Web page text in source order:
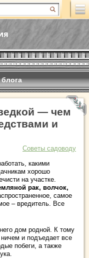
— чем
и
Советы садоводу
какими
хорошо
на участке.
рак, волчок,
самое
– вредитель. Все
дом родной. К тому
и подъедает все
побеги, а также